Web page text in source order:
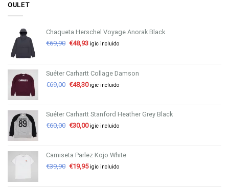
OULET
Chaqueta Herschel Voyage Anorak Black
€69,90 €48,93 igic incluido
Suéter Carhartt Collage Damson
€69,00 €48,30 igic incluido
Suéter Carhartt Stanford Heather Grey Black
€60,00 €30,00 igic incluido
Camiseta Parlez Kojo White
€39,90 €19,95 igic incluido